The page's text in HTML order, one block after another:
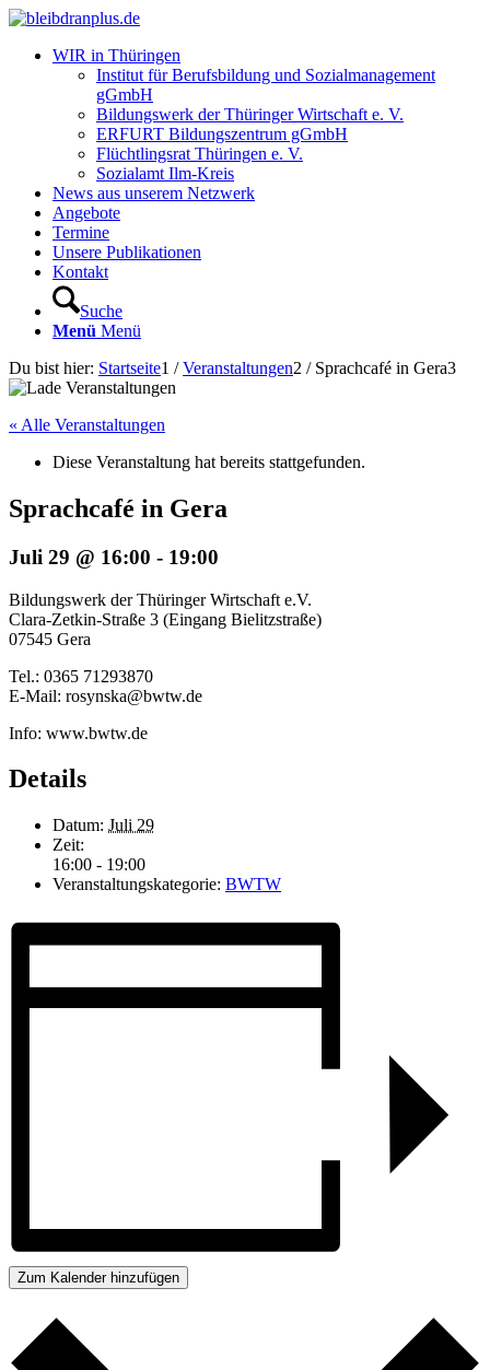
WIR in Thüringen
Institut für Berufsbildung und Sozialmanagement
gGmbH
Bildungswerk der Thüringer Wirtschaft e. V.
ERFURT Bildungszentrum gGmbH
Flüchtlingsrat Thüringen e. V.
Sozialamt Ilm-Kreis
News aus unserem Netzwerk
Angebote
Termine
Unsere Publikationen
Kontakt
Suche
Menü Menü
Du bist hier: Startseite1 / Veranstaltungen2 / Sprachcafé in Gera3
« Alle Veranstaltungen
Diese Veranstaltung hat bereits stattgefunden.
Sprachcafé in Gera
Juli 29 @ 16:00 - 19:00
Bildungswerk der Thüringer Wirtschaft e.V.
Clara-Zetkin-Straße 3 (Eingang Bielitzstraße)
07545 Gera
Tel.: 0365 71293870
E-Mail: rosynska@bwtw.de
Info: www.bwtw.de
Details
Datum: Juli 29
Zeit:
16:00 - 19:00
Veranstaltungskategorie: BWTW
Zum Kalender hinzufügen